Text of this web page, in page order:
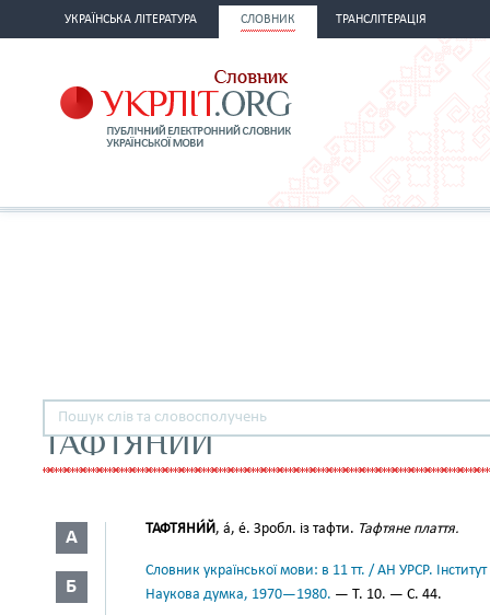
УКРАЇНСЬКА ЛІТЕРАТУРА СЛОВНИК ТРАНСЛІТЕРАЦІЯ
ТАФТЯНИЙ
А
Б
ТАФТЯНИ́Й, а́, е́. Зробл. із тафти. Тафтяне плаття.
Словник української мови: в 11 тт. / АН УРСР.
Наукова думка, 1970—1980. — Т. 10. — С. 44.